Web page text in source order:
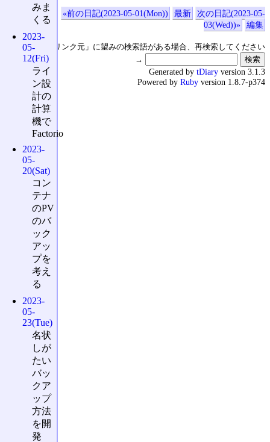
«前の日記(2023-05-01(Mon)) 最新
次の日記(2023-05-
03(Wed))»
編集
↑の「本日のリンク元」に望みの検索語がある場合、再検索してください
→
みま
くる
2023-
05-
12(Fri)
ライ
ン設
計の
計算
機で
Factorio
2023-
05-
20(Sat)
コン
テナ
のPV
のバ
ック
アッ
プを
考え
る
2023-
05-
23(Tue)
名状
しが
たい
バッ
クア
ップ
方法
を開
発
Generated by tDiary version 3.1.3
Powered by Ruby version 1.8.7-p374